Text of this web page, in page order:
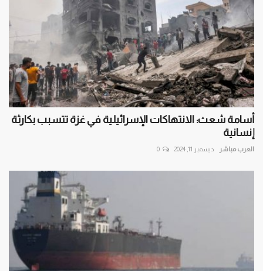
أسامة شعث: الانتهاكات الإسرائيلية في غزة تتسبب بكارثة
إنسانية
العرب مباشر ديسمبر 11, 2024 0